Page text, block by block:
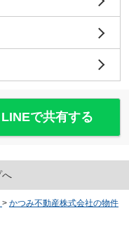
LINEで共有する
へ
> かつみ不動産株式会社の物件